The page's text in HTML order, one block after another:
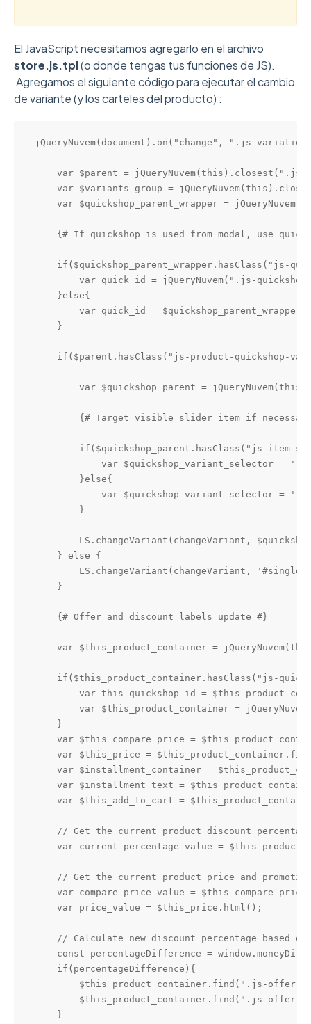
El JavaScript necesitamos agregarlo en el archivo
store.js.tpl(o donde tengas tus funciones de JS).
Agregamos el siguiente código para ejecutar el cambio
de variante (y los carteles del producto) :
jQueryNuvem(document).on("change", ".js-
var $parent = jQueryNuvem(this).closest(".js-
var $variants_group =
var $quickshop_parent_wrapper =
{# If quickshop is used from modal, use
if($quickshop_parent_wrapper.hasClass("js-
var quick_id = jQueryNuvem(".js-
    }else{
var quick_id =
    }
if($parent.hasClass("js-product-quickshop-
var $quickshop_parent =
{# Target visible slider item if
if($quickshop_parent.hasClass("js-item-
var $quickshop_variant_selector =
        }else{
var $quickshop_variant_selector =
        }
LS.changeVariant(changeVariant,
    } else {
LS.changeVariant(changeVariant, '#single-
    }
    {# Offer and discount labels update #}
var $this_product_container =
if($this_product_container.hasClass("js-
var this_quickshop_id =
var $this_product_container =
    }
var $this_compare_price =
var $this_price =
var $installment_container =
var $installment_text =
var $this_add_to_cart =
// Get the current product discount
var current_percentage_value =
// Get the current product price and
var compare_price_value =
    var price_value = $this_price.html();
// Calculate new discount percentage based
const percentageDifference =
    if(percentageDifference){
$this_product_container.find(".js-offer-
$this_product_container.find(".js-offer-
    }